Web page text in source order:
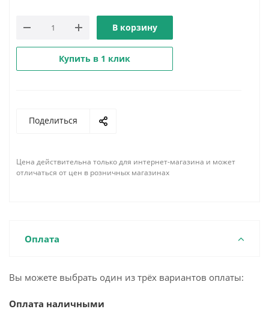
В корзину
Купить в 1 клик
Поделиться
Цена действительна только для интернет-магазина и может
отличаться от цен в розничных магазинах
Оплата
Вы можете выбрать один из трёх вариантов оплаты:
Оплата наличными